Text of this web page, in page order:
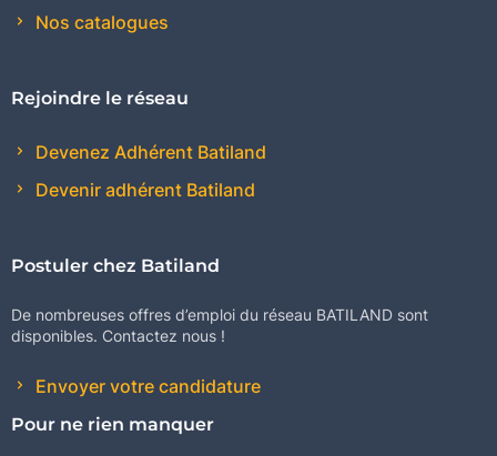
Nos catalogues
Rejoindre le réseau
Devenez Adhérent Batiland
Devenir adhérent Batiland
Postuler chez Batiland
De nombreuses offres d’emploi du réseau BATILAND sont
disponibles. Contactez nous !
Envoyer votre candidature
Pour ne rien manquer